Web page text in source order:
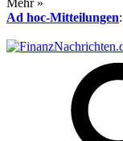
Mehr »
Ad hoc-Mitteilungen: